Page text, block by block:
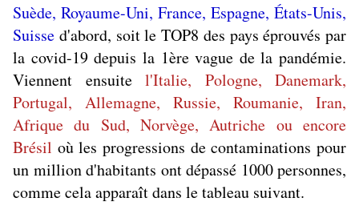
Suède, Royaume-Uni, France, Espagne, États-Unis,
Suisse d'abord, soit le TOP8 des pays éprouvés par
la covid-19 depuis la 1ère vague de la pandémie.
Viennent ensuite l'Italie, Pologne, Danemark,
Portugal, Allemagne, Russie, Roumanie, Iran,
Afrique du Sud, Norvège, Autriche ou encore
Brésil où les progressions de contaminations pour
un million d'habitants ont dépassé 1000 personnes,
comme cela apparaît dans le tableau suivant.